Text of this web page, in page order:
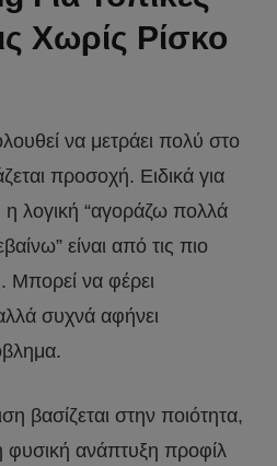
Χωρίς Ρίσκο
να μετράει πολύ στο
προσοχή. Ειδικά για
η λογική “αγοράζω πολλά
είναι από τις πιο
Μπορεί να φέρει
συχνά αφήνει
βασίζεται στην ποιότητα,
φυσική ανάπτυξη προφίλ